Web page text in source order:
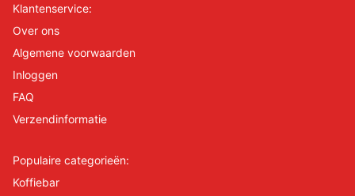
Klantenservice:
Over ons
Algemene voorwaarden
Inloggen
FAQ
Verzendinformatie
Populaire categorieën:
Koffiebar